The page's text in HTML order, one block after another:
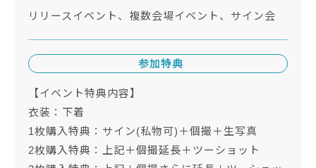
リリースイベント、複数会場イベント、サイン会
参加特典
【イベント特典内容】
衣装：下着
1枚購入特典：サイン(私物可)＋個撮＋生写真
2枚購入特典：上記＋個撮延長＋ツーショット